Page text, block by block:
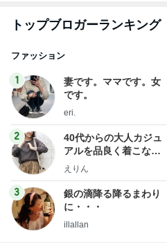
トップブロガーランキング
ファッション
1
妻です。ママです。女
です。
eri.
2
40代からの大人カジュ
アルを品良く着こなす
ファッションブログ
えりん
3
銀の滴降る降るまわり
に・・・
illallan